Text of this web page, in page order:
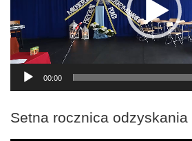
00:00
Setna rocznica odzyskania